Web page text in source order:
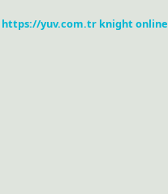
https://yuv.com.tr knight online